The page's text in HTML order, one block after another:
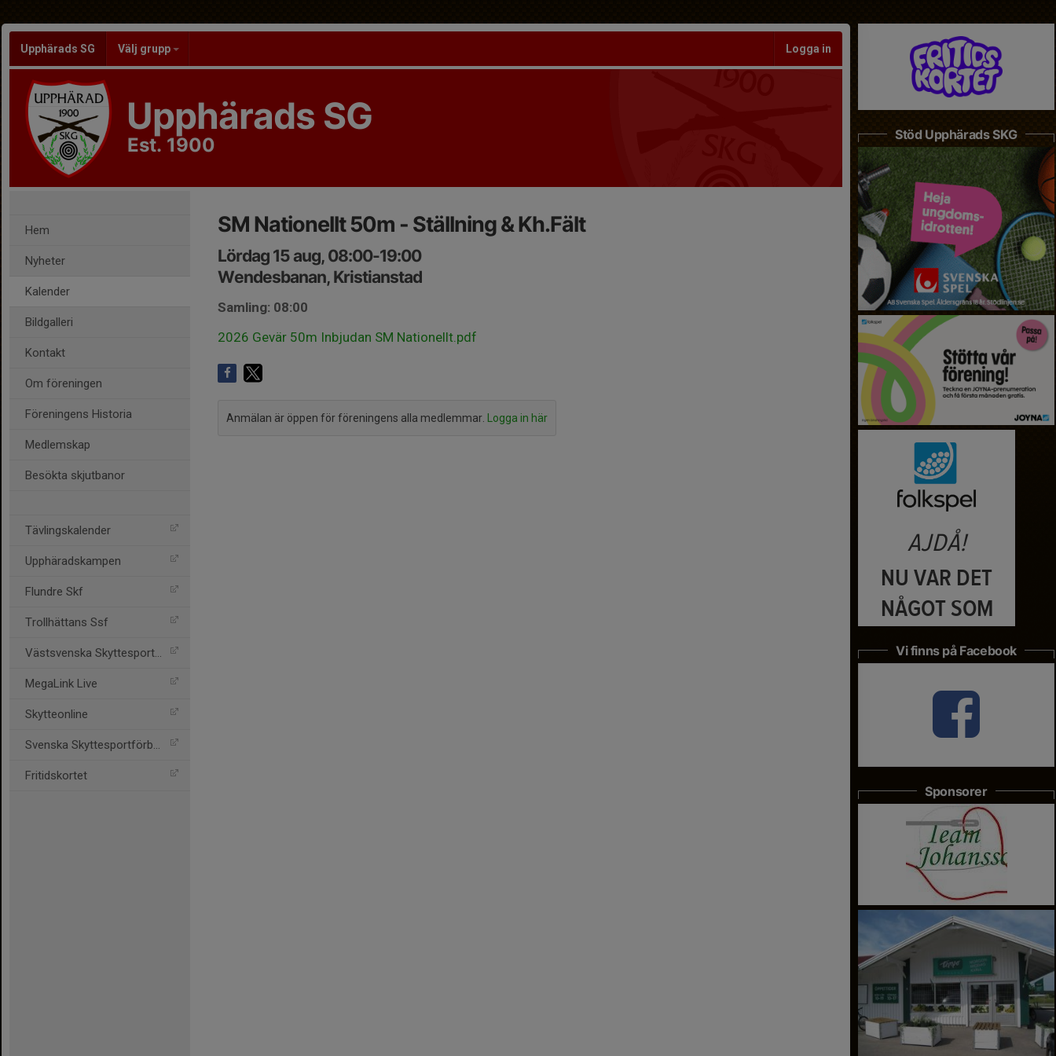
Upphärads SG Välj grupp Logga in
Upphärads SG
Est. 1900
Hem
Nyheter
Kalender
Bildgalleri
Kontakt
Om föreningen
Föreningens Historia
Medlemskap
Besökta skjutbanor
Tävlingskalender
Upphäradskampen
Flundre Skf
Trollhättans Ssf
Västsvenska Skyttesportfö
MegaLink Live
Skytteonline
Svenska Skyttesportförbun
Fritidskortet
SM Nationellt 50m - Ställning & Kh.Fält
Lördag 15 aug, 08:00-19:00
Wendesbanan, Kristianstad
Samling: 08:00
2026 Gevär 50m Inbjudan SM Nationellt.pdf
Anmälan är öppen för föreningens alla medlemmar. Logga in här
Stöd Upphärads SKG
Vi finns på Facebook
Sponsorer